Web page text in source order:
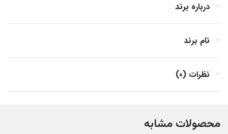
درباره برند
نام برند
نظرات (0)
محصولات مشابه